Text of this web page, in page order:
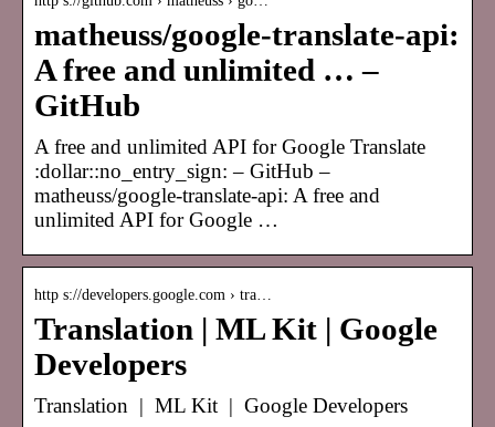
matheuss/google-translate-api:
A free and unlimited … –
GitHub
A free and unlimited API for Google Translate
:dollar::no_entry_sign: – GitHub –
matheuss/google-translate-api: A free and
unlimited API for Google …
http s://developers.google.com › tra…
Translation | ML Kit | Google
Developers
Translation | ML Kit | Google Developers